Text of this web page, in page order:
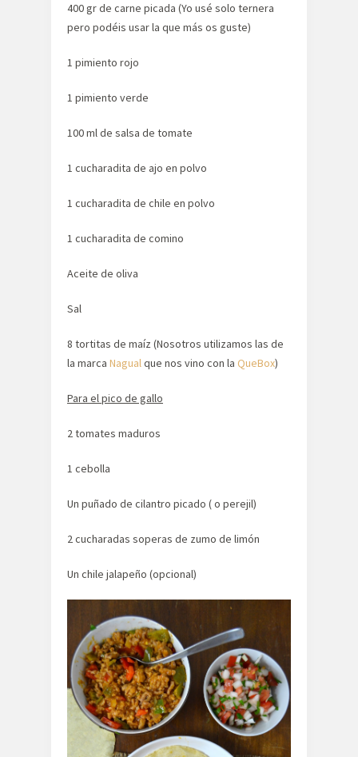
400 gr de carne picada (Yo usé solo ternera
pero podéis usar la que más os guste)
1 pimiento rojo
1 pimiento verde
100 ml de salsa de tomate
1 cucharadita de ajo en polvo
1 cucharadita de chile en polvo
1 cucharadita de comino
Aceite de oliva
Sal
8 tortitas de maíz (Nosotros utilizamos las de
la marca Nagualque nos vino con la QueBox)
Para el pico de gallo
2 tomates maduros
1 cebolla
Un puñado de cilantro picado ( o perejil)
2 cucharadas soperas de zumo de limón
Un chile jalapeño (opcional)